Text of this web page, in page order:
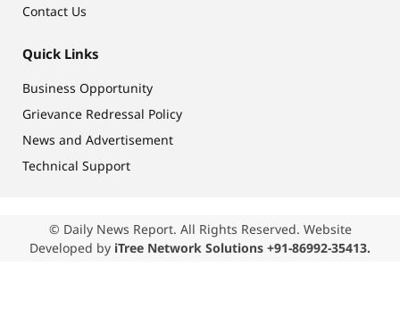
Contact Us
Quick Links
Business Opportunity
Grievance Redressal Policy
News and Advertisement
Technical Support
© Daily News Report. All Rights Reserved. Website
Developed by iTree Network Solutions +91-86992-35413.